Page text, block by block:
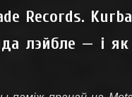
Records.
лэйбле — і